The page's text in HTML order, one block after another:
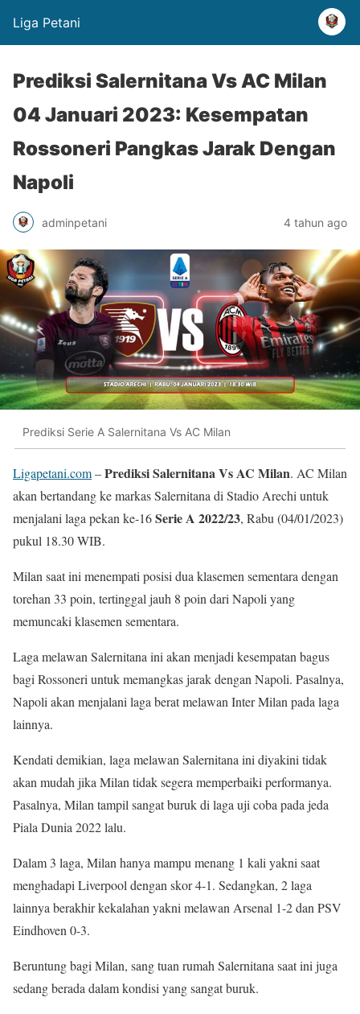
Liga Petani
Prediksi Salernitana Vs AC Milan
04 Januari 2023: Kesempatan
Rossoneri Pangkas Jarak Dengan
Napoli
adminpetani 4 tahun ago
Prediksi Serie A Salernitana Vs AC Milan
Ligapetani.com–Prediksi Salernitana Vs AC Milan. AC Milan
akan bertandang ke markas Salernitana di Stadio Arechi untuk
menjalani laga pekan ke-16Serie A 2022/23, Rabu (04/01/2023)
pukul 18.30 WIB.
Milan saat ini menempati posisi dua klasemen sementara dengan
torehan 33 poin, tertinggal jauh 8 poin dari Napoli yang
memuncaki klasemen sementara.
Laga melawan Salernitana ini akan menjadi kesempatan bagus
bagi Rossoneri untuk memangkas jarak dengan Napoli. Pasalnya,
Napoli akan menjalani laga berat melawan Inter Milan pada laga
lainnya.
Kendati demikian, laga melawan Salernitana ini diyakini tidak
akan mudah jika Milan tidak segera memperbaiki performanya.
Pasalnya, Milan tampil sangat buruk di laga uji coba pada jeda
Piala Dunia 2022 lalu.
Dalam 3 laga, Milan hanya mampu menang 1 kali yakni saat
menghadapi Liverpool dengan skor 4-1. Sedangkan, 2 laga
lainnya berakhir kekalahan yakni melawan Arsenal 1-2 dan PSV
Eindhoven 0-3.
Beruntung bagi Milan, sang tuan rumah Salernitana saat ini juga
sedang berada dalam kondisi yang sangat buruk.